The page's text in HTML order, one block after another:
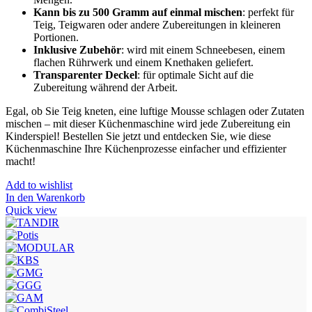
Kann bis zu 500 Gramm auf einmal mischen: perfekt für
Teig, Teigwaren oder andere Zubereitungen in kleineren
Portionen.
Inklusive Zubehör: wird mit einem Schneebesen, einem
flachen Rührwerk und einem Knethaken geliefert.
Transparenter Deckel: für optimale Sicht auf die
Zubereitung während der Arbeit.
Egal, ob Sie Teig kneten, eine luftige Mousse schlagen oder Zutaten
mischen – mit dieser Küchenmaschine wird jede Zubereitung ein
Kinderspiel! Bestellen Sie jetzt und entdecken Sie, wie diese
Küchenmaschine Ihre Küchenprozesse einfacher und effizienter
macht!
Add to wishlist
In den Warenkorb
Quick view